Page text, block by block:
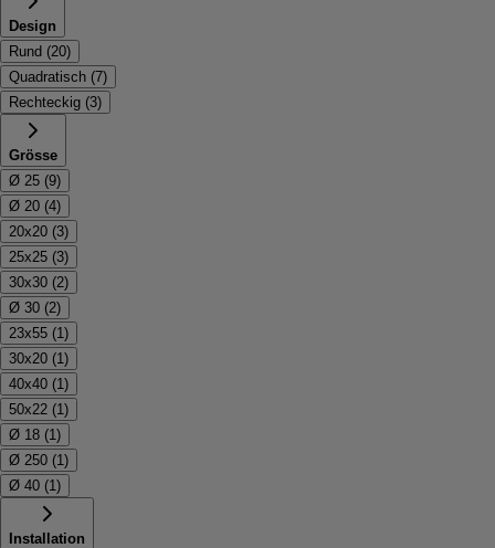
Design
Rund (20)
Quadratisch (7)
Rechteckig (3)
Grösse
Ø 25 (9)
Ø 20 (4)
20x20 (3)
25x25 (3)
30x30 (2)
Ø 30 (2)
23x55 (1 )
30x20 (1 )
40x40 (1 )
50x22 (1 )
Ø 18 (1 )
Ø 250 (1 )
Ø 40 (1 )
Installation